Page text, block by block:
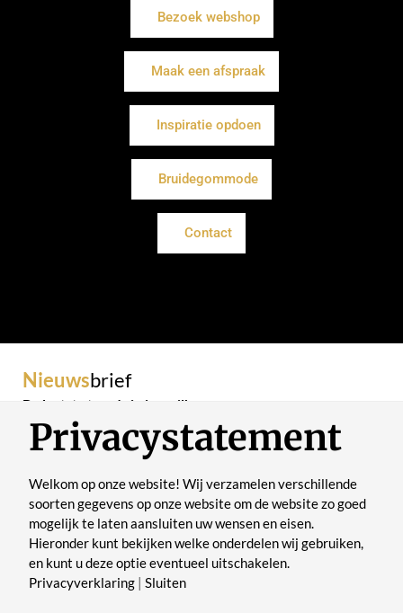
Bezoek webshop
Maak een afspraak
Inspiratie opdoen
Bruidegommode
Contact
Nieuwsbrief
De laatste trends in je mailbox
Verstuur
Privacystatement
Welkom op onze website! Wij verzamelen verschillende
soorten gegevens op onze website om de website zo goed
mogelijk te laten aansluiten uw wensen en eisen.
Hieronder kunt bekijken welke onderdelen wij gebruiken,
en kunt u deze optie eventueel uitschakelen.
Privacyverklaring
Sluiten